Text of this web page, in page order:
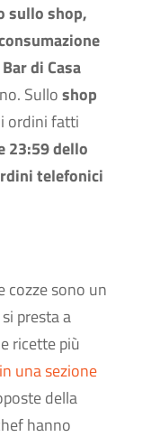
sullo shop,
di Casa
Sulloshop
ordini fatti
23:59 dello
telefonici
cozze sono un
presta a
ricette più
in una sezione
della
hanno